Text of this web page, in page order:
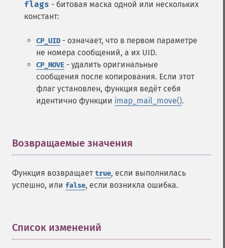
flags - битовая маска одной или нескольких
констант:
CP_UID - означает, что в первом параметре
не номера сообщений, а их UID.
CP_MOVE - удалить оригинальные
сообщения после копирования. Если этот
флаг установлен, функция ведёт себя
идентично функции imap_mail_move().
Возвращаемые значения
Функция возвращает true, если выполнилась
успешно, или false, если возникла ошибка.
Список изменений